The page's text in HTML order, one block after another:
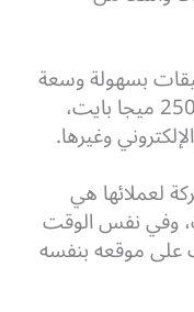
بسهولة وسعة
تخزين 10 جيجا بايت، وباندويدث 250 ميجا بايت،
وغيرها.
لعملائها هي
وفي نفس الوقت
على موقعه بنفسه